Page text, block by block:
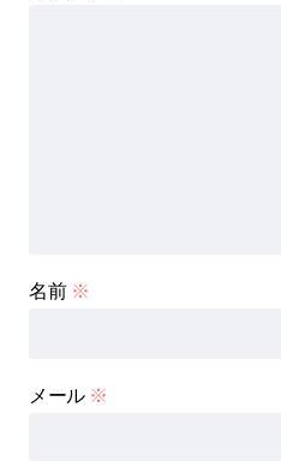
名前 ※
メール ※